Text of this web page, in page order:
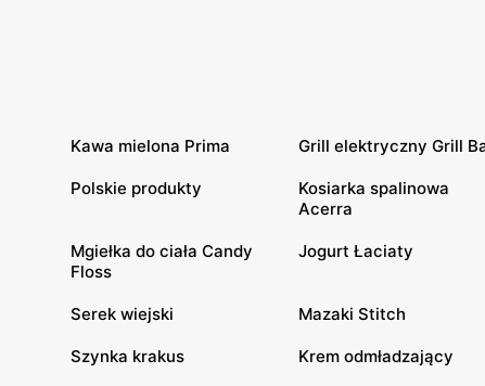
Kawa mielona Prima Grill elektryczny Grill
Polskie produkty
Kosiarka spalinowa
Acerra
Mgiełka do ciała Candy
Floss
Jogurt Łaciaty
Serek wiejski Mazaki Stitch
Szynka krakus Krem odmładzający